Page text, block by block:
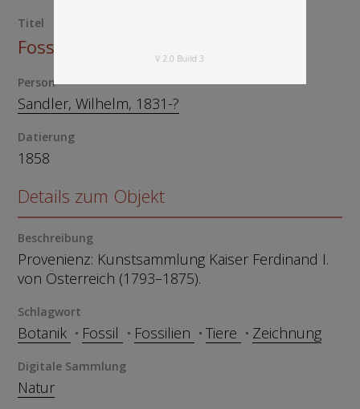
V 2.0 Build 3
Titel
Fossil
Person
Sandler, Wilhelm, 1831-?
Datierung
1858
Details zum Objekt
Beschreibung
Provenienz: Kunstsammlung Kaiser Ferdinand I.
von Österreich (1793–1875).
Schlagwort
Botanik Fossil Fossilien Tiere Zeichnung
Digitale Sammlung
Natur